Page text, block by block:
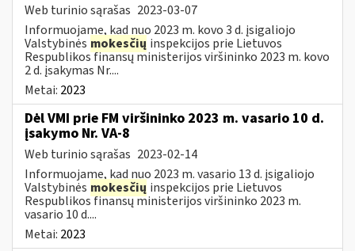
Web turinio sąrašas 2023-03-07
Informuojame, kad nuo 2023 m. kovo 3 d. įsigaliojo
Valstybinės mokesčių inspekcijos prie Lietuvos
Respublikos finansų ministerijos viršininko 2023 m. kovo
2 d. įsakymas Nr....
Metai: 2023
Dėl VMI prie FM viršininko 2023 m. vasario 10 d.
įsakymo Nr. VA-8
Web turinio sąrašas 2023-02-14
Informuojame, kad nuo 2023 m. vasario 13 d. įsigaliojo
Valstybinės mokesčių inspekcijos prie Lietuvos
Respublikos finansų ministerijos viršininko 2023 m.
vasario 10 d....
Metai: 2023